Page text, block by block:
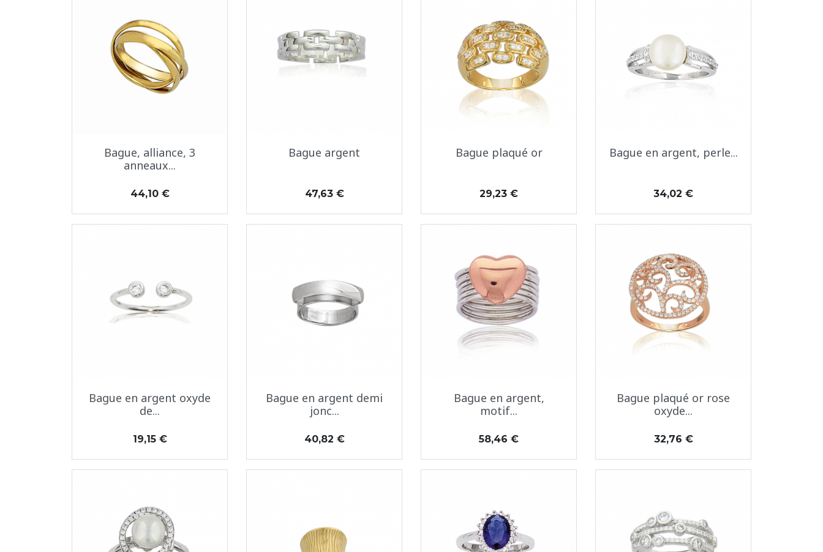
Aperçu rapide
Bague, alliance, 3
anneaux...
Prix
44,10 €
Aperçu rapide
Bague argent
Prix
47,63 €
Aperçu rapide
Bague plaqué or
Prix
29,23 €
Aperçu rapide
Bague en argent, perle...
Prix
34,02 €
Aperçu rapide
Bague en argent oxyde
de...
Prix
19,15 €
Aperçu rapide
Bague en argent demi
jonc...
Prix
40,82 €
Bague en argent,
motif...
Prix
58,46 €
Aperçu rapide
Bague plaqué or rose
oxyde...
Prix
32,76 €